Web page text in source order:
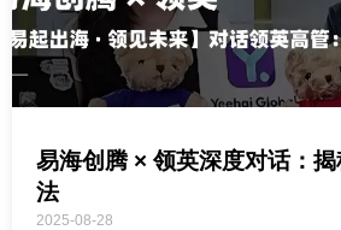
易海创腾 × 领英深度对话：
法
2025-08-28